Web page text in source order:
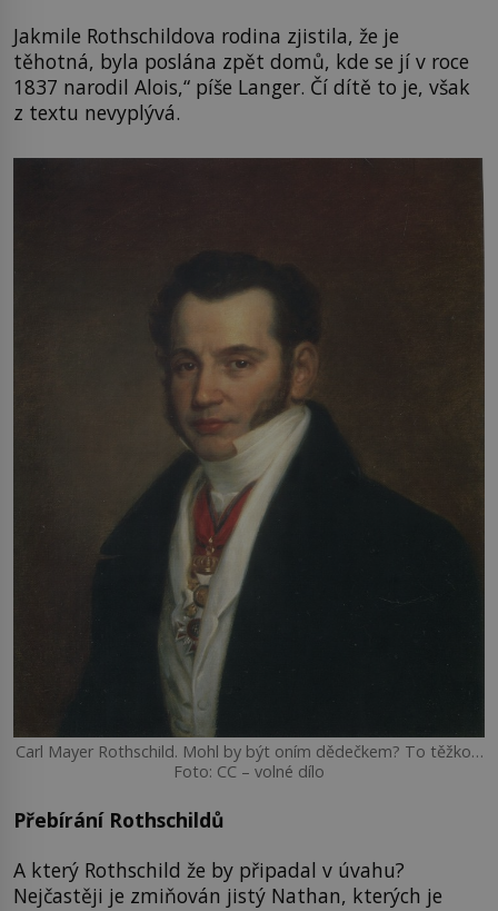
Jakmile Rothschildova rodina zjistila, že je
těhotná, byla poslána zpět domů, kde se jí v roce
1837 narodil Alois,“ píše Langer. Čí dítě to je, však
z textu nevyplývá.
Carl Mayer Rothschild. Mohl by být oním dědečkem? To těžko…
Foto: CC – volné dílo
Přebírání Rothschildů
A který Rothschild že by připadal v úvahu?
Nejčastěji je zmiňován jistý Nathan, kterých je